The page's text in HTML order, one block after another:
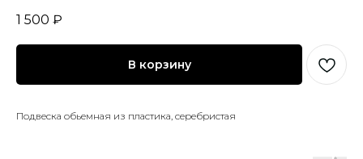
1 500 ₽
В корзину
Подвеска обьемная из пластика, серебристая